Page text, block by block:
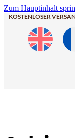
Zum Hauptinhalt
KOSTENLOSER